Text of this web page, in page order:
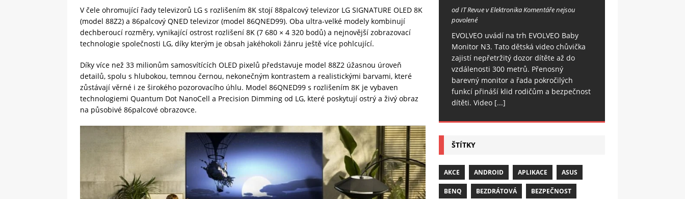
V čele ohromující řady televizorů LG s rozlišením 8K stojí 88palcový televizor LG SIGNATURE OLED 8K
(model 88Z2) a 86palcový QNED televizor (model 86QNED99). Oba ultra-velké modely kombinují
dechberoucí rozměry, vynikající ostrost rozlišení 8K (7 680 × 4 320 bodů) a nejnovější zobrazovací
technologie společnosti LG, díky kterým je obsah jakéhokoli žánru ještě více pohlcující.
Díky více než 33 milionům samosvítících OLED pixelů představuje model 88Z2 úžasnou úroveň
detailů, spolu s hlubokou, temnou černou, nekonečným kontrastem a realistickými barvami, které
zůstávají věrné i ze širokého pozorovacího úhlu. Model 86QNED99 s rozlišením 8K je vybaven
technologiemi Quantum Dot NanoCell a Precision Dimming od LG, které poskytují ostrý a živý obraz
na působivé 86palcové obrazovce.
od IT Revue v ElektronikaKomentáře nejsou
povolené
EVOLVEO uvádí na trh EVOLVEO Baby
Monitor N3. Tato dětská video chůvička
zajistí nepřetržitý dozor dítěte až do
vzdálenosti 300 metrů. Přenosný
barevný monitor a řada pokročilých
funkcí přináší klid rodičům a bezpečnost
dítěti. Video [...]
ŠTÍTKY
AKCE ANDROID APLIKACE ASUS
BENQ BEZDRÁTOVÁ BEZPEČNOST